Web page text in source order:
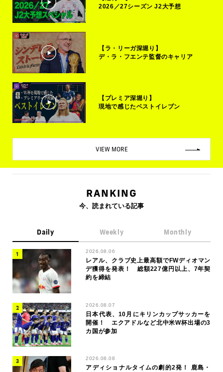
2026／27シーズン J2大予想
【ラ・リーガ深堀り】
デ・ラ・フエンテ監督のキャリア
【プレミア深堀り】
現地で感じたベストイレブン
VIEW MORE
RANKING
今、読まれている記事
Daily Weekly Monthly
2026.08.06
レアル、クラブ史上最高額でFWディオマン
デ獲得を発表！ 総額227億円以上、7年契
約を締結
2026.08.07
日本代表、10月にキリンカップサッカーを
開催！ エクアドルなど北中米W杯出場の3
カ国が参加
2026.08.08
アディショナルタイムの劇的2発！ 鹿島・